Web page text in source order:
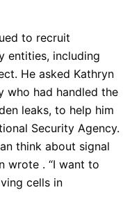
to recruit
entities, including
He asked Kathryn
who had handled the
leaks, to help him
Security Agency.
think about signal
wrote . “I want to
cells in